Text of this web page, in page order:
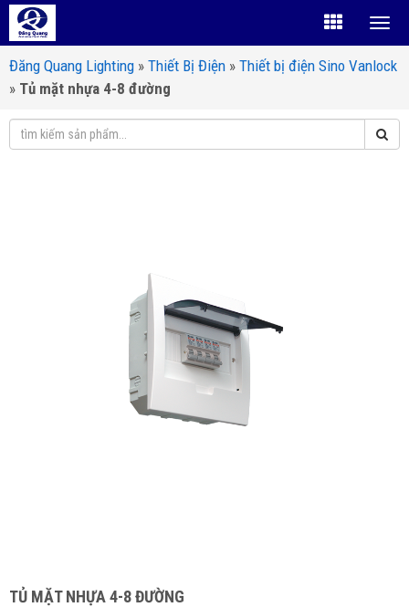
Đăng Quang Lighting » Thiết Bị Điện » Thiết bị điện Sino Vanlock
» Tủ mặt nhựa 4-8 đường
TỦ MẶT NHỰA 4-8 ĐƯỜNG